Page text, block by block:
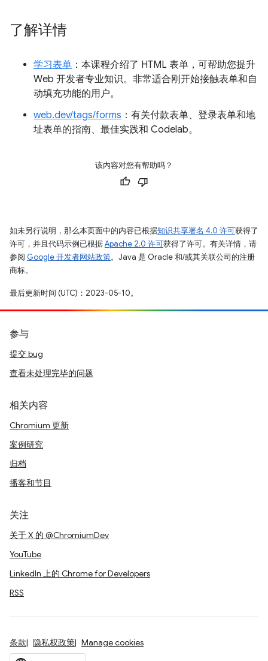
了解详情
学习表单 ：本课程介绍了 HTML 表单，可帮助您提升
Web 开发者专业知识。非常适合刚开始接触表单和自
动填充功能的用户。
web.dev/tags/forms ：有关付款表单、登录表单和地
址表单的指南、最佳实践和 Codelab。
该内容对您有帮助吗？
如未另行说明，那么本页面中的内容已根据知识共享署名 4.0 许可获得了
许可，并且代码示例已根据Apache 2.0 许可获得了许可。有关详情，请
参阅 Google 开发者网站政策。Java 是 Oracle 和/或其关联公司的注册
商标。
最后更新时间 (UTC)：2023-05-10。
参与
提交 bug
查看未处理完毕的问题
相关内容
Chromium 更新
案例研究
归档
播客和节目
关注
关于 X 的 @ChromiumDev
YouTube
LinkedIn 上的 Chrome for Developers
RSS
条款 隐私权政策 Manage cookies